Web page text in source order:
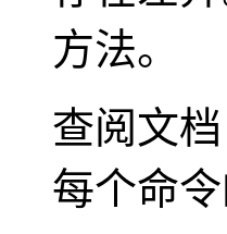
方法。
查阅文
每个命